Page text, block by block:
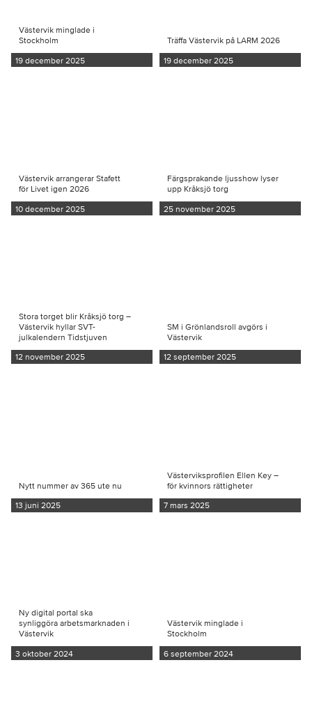
Västervik minglade i
Stockholm
19 december 2025
Träffa Västervik på LARM 2026
19 december 2025
Västervik arrangerar Stafett
för Livet igen 2026
10 december 2025
Färgsprakande ljusshow lyser
upp Kråksjö torg
25 november 2025
Stora torget blir Kråksjö torg –
Västervik hyllar SVT-
julkalendern Tidstjuven
12 november 2025
SM i Grönlandsroll avgörs i
Västervik
12 september 2025
Nytt nummer av 365 ute nu
13 juni 2025
Västerviksprofilen Ellen Key –
för kvinnors rättigheter
7 mars 2025
Ny digital portal ska
synliggöra arbetsmarknaden i
Västervik
3 oktober 2024
Västervik minglade i
Stockholm
6 september 2024